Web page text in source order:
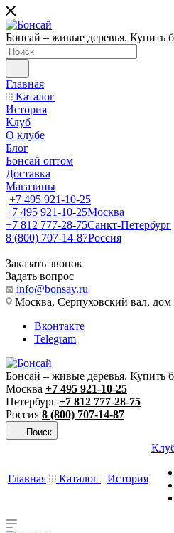
Бонсай – живые деревья. Купить
Главная
Каталог
История
Клуб
О клубе
Блог
Бонсай оптом
Доставка
Магазины
+7 495 921-10-25
+7 495 921-10-25Москва
+7 812 777-28-75Санкт-Петербург
8 (800) 707-14-87Россия
Заказать звонок
Задать вопрос
info@bonsay.ru
Москва, Cерпуховский вал, дом
Вконтакте
Telegram
Бонсай – живые деревья. Купить
Москва +7 495 921-10-25
Петербург +7 812 777-28-75
Россия 8 (800) 707-14-87
Поиск
Главная Каталог История